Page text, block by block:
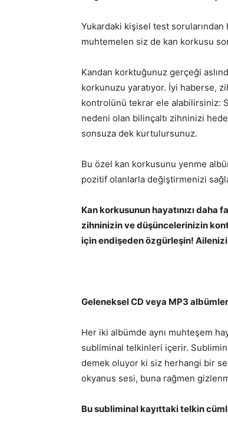
Yukardaki kişisel test
muhtemelen siz de kan korkusu
Kandan korktuğunuz gerçeği
korkunuzu yaratıyor. İyi haberse,
kontrolünü tekrar ele alabilirsiniz:
nedeni olan bilinçaltı zihninizi
sonsuza dek kurtulursunuz.
Bu özel kan korkusunu yenme
pozitif olanlarla değiştirmenizi
Kan korkusunun hayatınızı
zihninizin ve düşüncelerinizin
için endişeden özgürleşin! Ailenizi,
Geleneksel CD veya MP3
Her iki albümde aynı muhteşem
subliminal telkinleri içerir.
demek oluyor ki siz herhangi bir
okyanus sesi, buna rağmen
Bu subliminal kayıttaki telkin